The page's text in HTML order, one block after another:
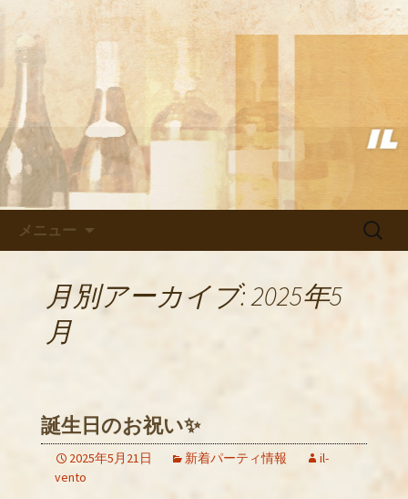
武蔵小杉の美味しいイタリアン
「イルヴェント」のブログ
武蔵小杉の美味しいイタリアン「イル
ヴェント」のブログ
メニュー
検
月別アーカイブ: 2025年5
月
誕生日のお祝い✨
2025年5月21日 新着パーティ情報
il-
vento